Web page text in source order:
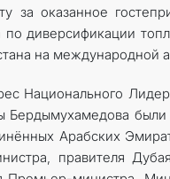
за оказанное
по диверсификации
на международной
Национального
Бердымухамедова
Арабских
правителя